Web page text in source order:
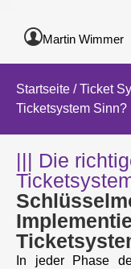
Martin Wimmer
Startseite / Ticket
Ticketsystem Sinn?
||| Die
In jeder Phase